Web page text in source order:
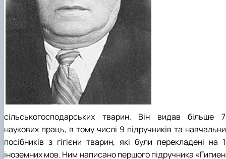
сільськогосподарських тварин. Він видав більше
наукових праць, в тому числі 9 підручників та
посібників з гігієни тварин, які були перекладені на
іноземних мов. Ним написано першого підручника